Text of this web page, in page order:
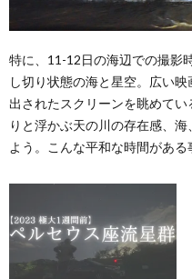
特に、11-12日の海辺での撮影
し切り状態の海と星空。広い
出されたスクリーンを眺めて
りと浮かぶ天の川の存在感、
よう。こんな平和な時間がある